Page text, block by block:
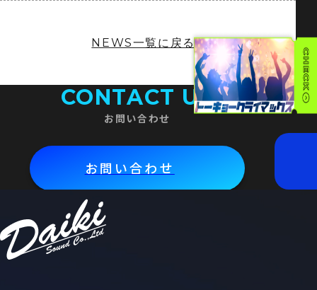
NEWS一覧に戻る
CONTACT US
お問い合わせ
お問い合わせ